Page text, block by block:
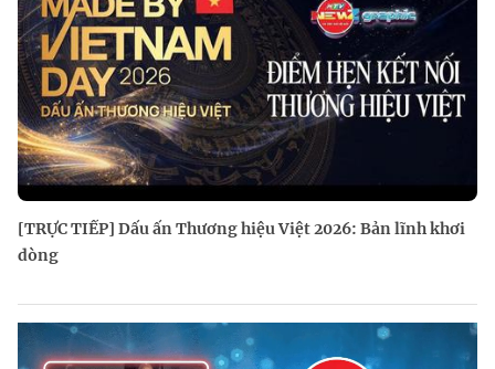
[TRỰC TIẾP] Dấu ấn Thương hiệu Việt 2026: Bản lĩnh khơi
dòng